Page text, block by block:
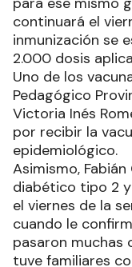
continuará el
inmunización se
2.000 dosis
Uno de los
Pedagógico
Victoria Inés
por recibir la
epidemiológico.
Asimismo,
diabético tipo 2
el viernes de la
cuando le
pasaron muchas
tuve familiares